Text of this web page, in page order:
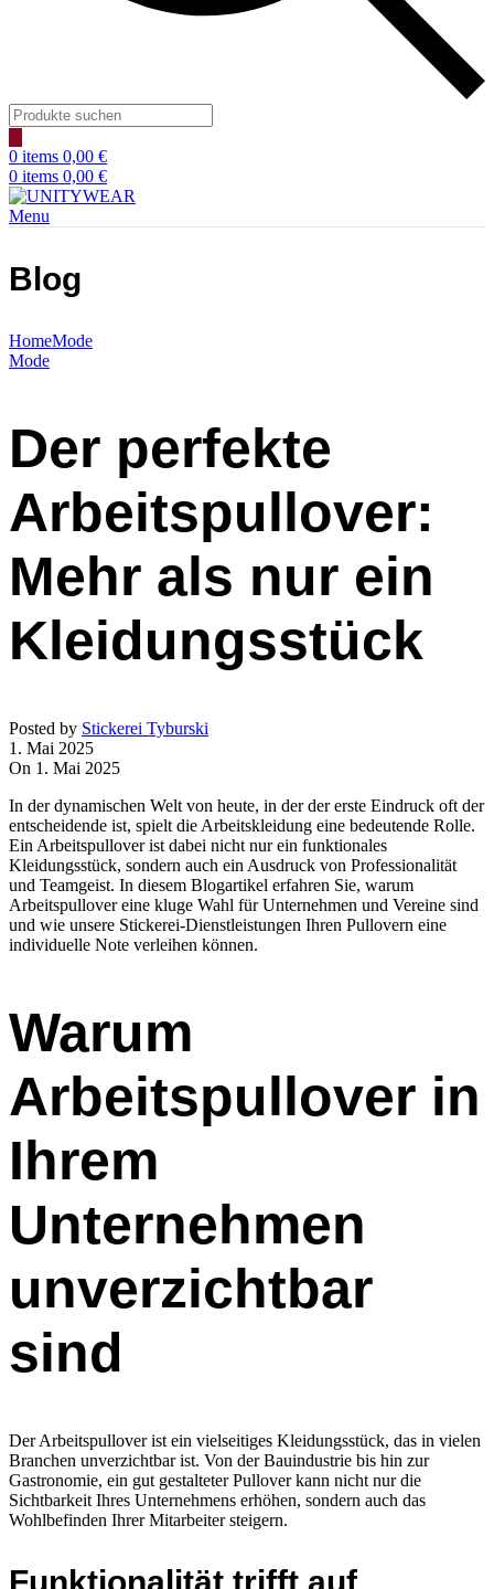
Products
search
0 items 0,00 €
0 items 0,00 €
Menu
Blog
HomeMode
Mode
Der perfekte
Arbeitspullover:
Mehr als nur ein
Kleidungsstück
Posted by Stickerei Tyburski
1. Mai 2025
On 1. Mai 2025
In der dynamischen Welt von heute, in der der erste Eindruck oft der
entscheidende ist, spielt die Arbeitskleidung eine bedeutende Rolle.
Ein Arbeitspullover ist dabei nicht nur ein funktionales
Kleidungsstück, sondern auch ein Ausdruck von Professionalität
und Teamgeist. In diesem Blogartikel erfahren Sie, warum
Arbeitspullover eine kluge Wahl für Unternehmen und Vereine sind
und wie unsere Stickerei-Dienstleistungen Ihren Pullovern eine
individuelle Note verleihen können.
Warum
Arbeitspullover in
Ihrem
Unternehmen
unverzichtbar
sind
Der Arbeitspullover ist ein vielseitiges Kleidungsstück, das in vielen
Branchen unverzichtbar ist. Von der Bauindustrie bis hin zur
Gastronomie, ein gut gestalteter Pullover kann nicht nur die
Sichtbarkeit Ihres Unternehmens erhöhen, sondern auch das
Wohlbefinden Ihrer Mitarbeiter steigern.
Funktionalität trifft auf